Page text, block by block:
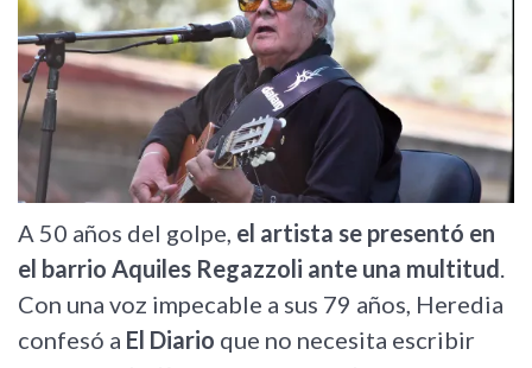
A 50 años del golpe, el artista se presentó en
el barrio Aquiles Regazzoli ante una multitud .
Con una voz impecable a sus 79 años, Heredia
confesó a El Diario que no necesita escribir